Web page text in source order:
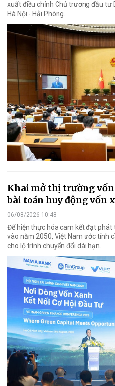
xuất điều chỉnh Chủ trương đầu tư
Hà Nội - Hải Phòng.
Khai mở thị trường
bài toán huy động vốn
06/08/2026 10:48
Để hiện thực hóa cam kết đạt phát
vào năm 2050, Việt Nam ước tính
cho lộ trình chuyển đổi dài hạn.